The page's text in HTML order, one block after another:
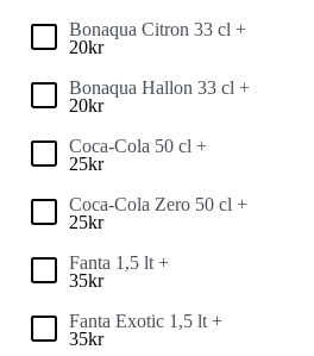
Bonaqua Citron 33 cl +
20kr
Bonaqua Hallon 33 cl +
20kr
Coca-Cola 50 cl +
25kr
Coca-Cola Zero 50 cl +
25kr
Fanta 1,5 lt +
35kr
Fanta Exotic 1,5 lt +
35kr